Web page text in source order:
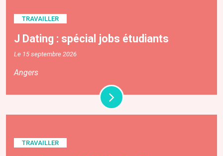
TRAVAILLER
J Dating : spécial jobs étudiants
Le 15 septembre 2026
Angers
TRAVAILLER